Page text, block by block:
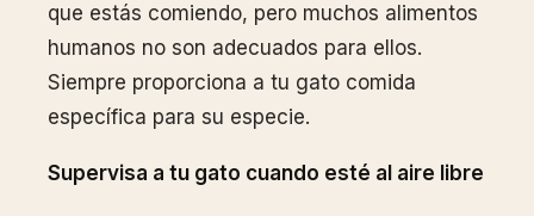
que estás comiendo, pero muchos alimentos
humanos no son adecuados para ellos.
Siempre proporciona a tu gato comida
específica para su especie.
Supervisa a tu gato cuando esté al aire libre